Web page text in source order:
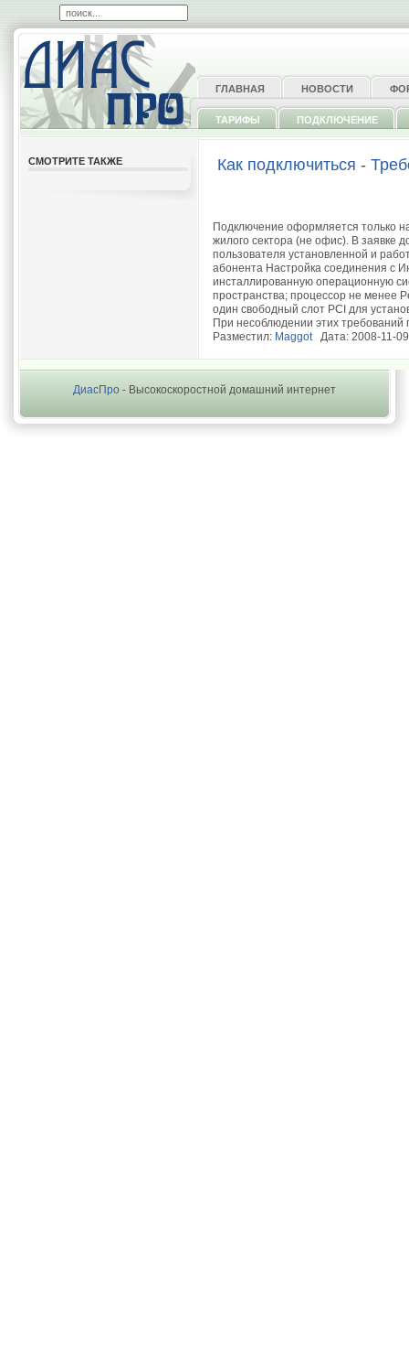
ГЛАВНАЯ НОВОСТИ
ТАРИФЫ ПОДКЛЮЧЕНИЕ
СМОТРИТЕ ТАКЖЕ Как подключиться -
Подключение оформляется только
жилого сектора (не офис). В заявке
пользователя установленной и
абонента Настройка соединения с
инсталлированную операционную
пространства; процессор не менее
один свободный слот PCI для
При несоблюдении этих требований
Разместил: MaggotДата: 2008-11-
ДиасПро - Высокоскоростной домашний интернет